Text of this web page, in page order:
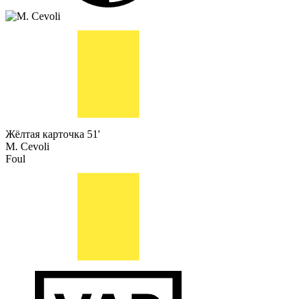
Жёлтая карточка 51'
M. Cevoli
Foul